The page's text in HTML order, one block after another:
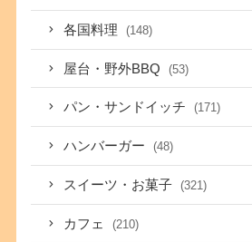
各国料理 (148)
屋台・野外BBQ (53)
パン・サンドイッチ (171)
ハンバーガー (48)
スイーツ・お菓子 (321)
カフェ (210)